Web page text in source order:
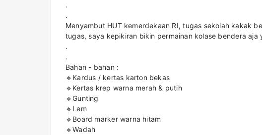
.
.
Menyambut HUT kemerdekaan RI, tugas sekolah kakak
tugas, saya kepikiran bikin permainan kolase bendera aja
.
.
Bahan - bahan :
🔹Kardus / kertas karton bekas
🔹Kertas krep warna merah & putih
🔹Gunting
🔹Lem
🔹Board marker warna hitam
🔹Wadah